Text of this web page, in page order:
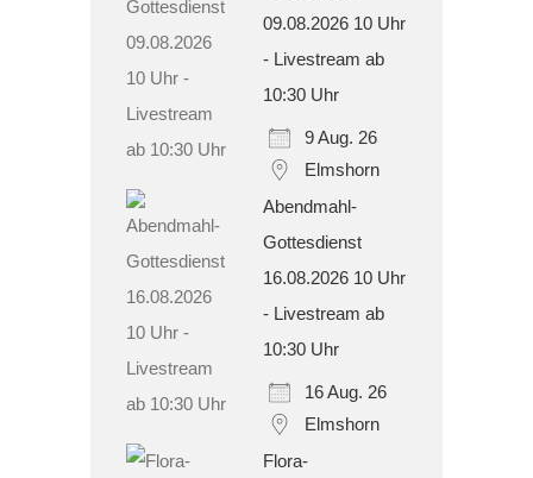
09.08.2026 10 Uhr
- Livestream ab
10:30 Uhr
9 Aug. 26
Elmshorn
Abendmahl-
Gottesdienst
16.08.2026 10 Uhr
- Livestream ab
10:30 Uhr
16 Aug. 26
Elmshorn
Flora-